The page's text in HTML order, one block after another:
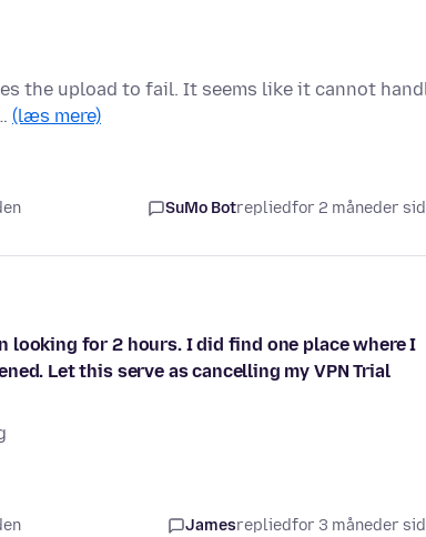
the upload to fail. It seems like it cannot
(læs mere)
SuMo Botrepliedfor 2 måneder
looking for 2 hours. I did find one place where I
Let this serve as cancelling my VPN Trial
Jamesrepliedfor 3 måneder